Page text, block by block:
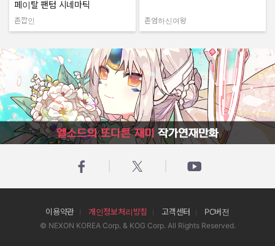
페이탈 팬텀 시네마틱
작성자:
존깝인
작성자:
존엄하신여왕
엘소드의 또다른 재미 작가연재만화
이용약관 개인정보처리방침 고객센터 PC버전
© NEXON KOREA Corp. & KOG Corp. All Rights Reserved.